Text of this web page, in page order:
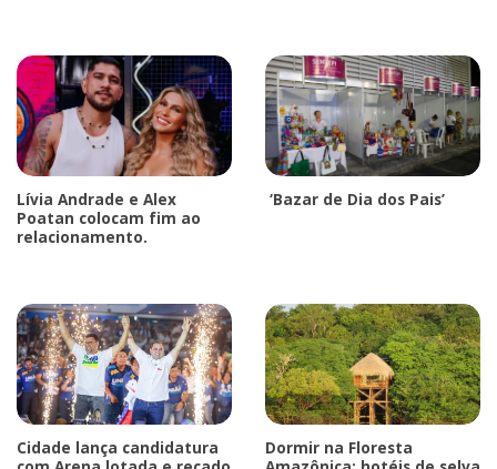
Lívia Andrade e Alex
Poatan colocam fim ao
relacionamento.
‘Bazar de Dia dos Pais’
Cidade lança candidatura
Dormir na Floresta